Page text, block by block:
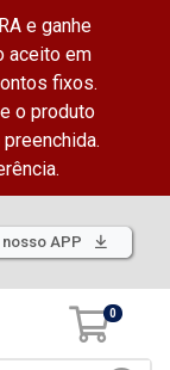
e ganhe
aceito em
fixos.
o produto
nosso APP
0